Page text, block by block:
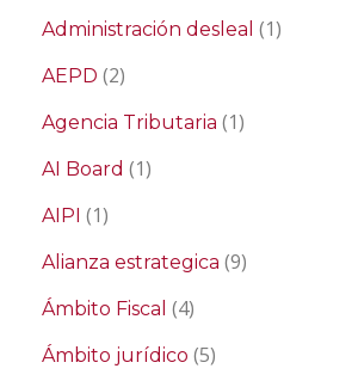
Administración desleal (1)
AEPD (2)
Agencia Tributaria (1)
AI Board (1)
AIPI (1)
Alianza estrategica (9)
Ámbito Fiscal (4)
Ámbito jurídico (5)